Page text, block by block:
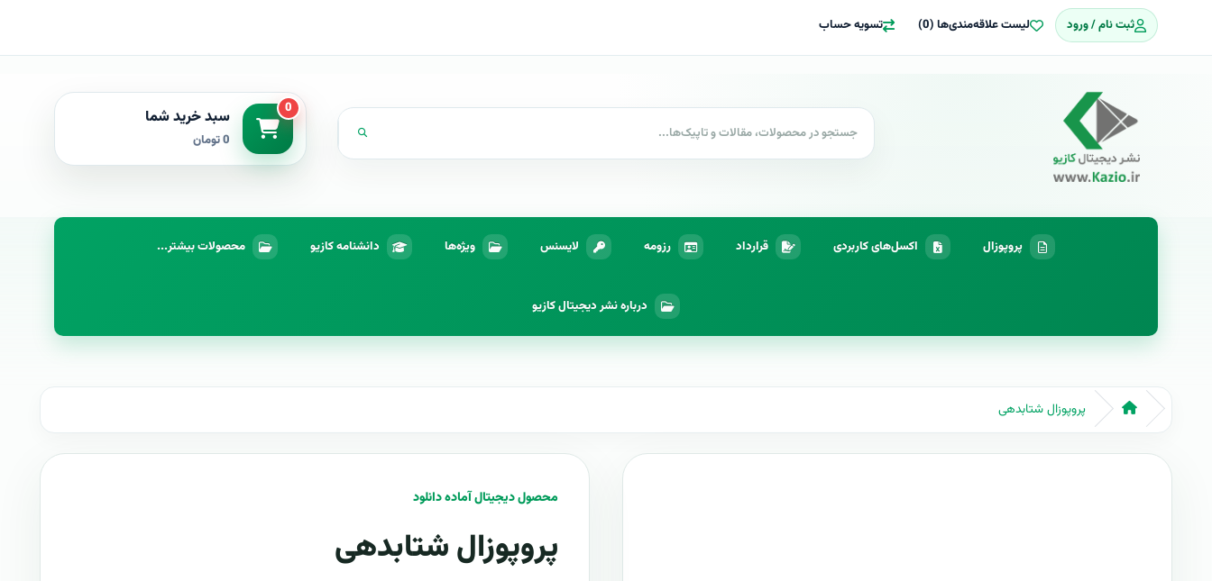
ثبت نام / ورود لیست علاقه‌مندی‌ها (0) تسویه حساب
0 سبد خرید شما
0 تومان
پروپوزال اکسل‌های کاربردی قرارداد رزومه لایسنس ویژه‌ها دانشنامه کازیو محصولات بیشتر...
درباره نشر دیجیتال کازیو
پروپوزال شتابدهی
محصول دیجیتال آماده دانلود
پروپوزال شتابدهی